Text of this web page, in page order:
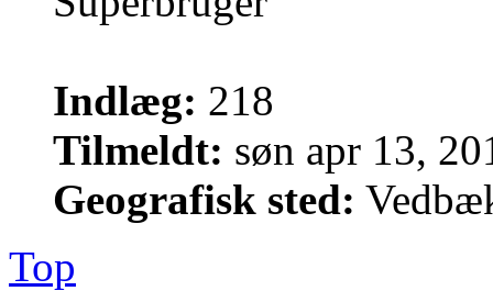
Indlæg: 218
Tilmeldt: søn apr 13,
Geografisk sted:
Top